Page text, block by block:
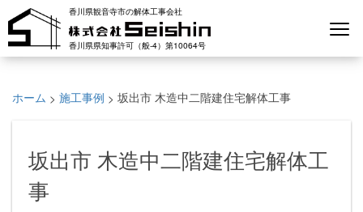
香川県観音寺市の解体工事会社
香川県県知事許可（般-4）第10064号
ホーム > 施工事例 > 坂出市 木造中二階建住宅解体工事
坂出市 木造中二階建住宅解体工
事